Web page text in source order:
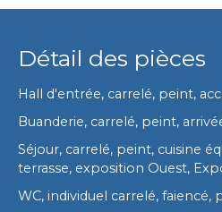
Détail des pièces
Hall d'entrée, carrelé, peint,
Buanderie, carrelé, peint,
Séjour, carrelé, peint, cuisine
terrasse, exposition Ouest,
WC, individuel carrelé, faiencé,